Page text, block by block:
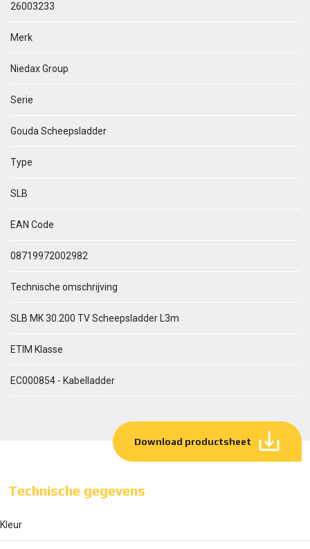
26003233
Merk
Niedax Group
Serie
Gouda Scheepsladder
Type
SLB
EAN Code
08719972002982
Technische omschrijving
SLB MK 30.200 TV Scheepsladder L3m
ETIM Klasse
EC000854 - Kabelladder
Download productsheet
Technische gegevens
Kleur